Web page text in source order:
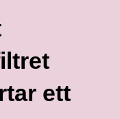
ett